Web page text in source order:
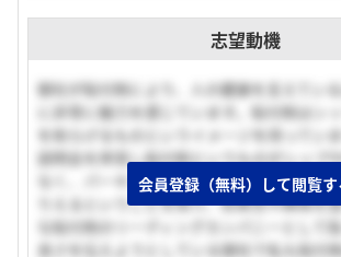
志望動機
御社が貼付剤により、人の健康を支えてい
に非常に魅力を感じています。貼付剤はシ
を和らげるものというイメージを持ってい
説明会を拝見し貼付剤というものがシップ
なく、パーキンソン病や統合失調症などの
りえるということを知り、将来性や興味を
な貼付剤のリーディングカンパニーとして
良さを伝えようとしている御社で私も貼付
会員登録（無料）して閲覧す